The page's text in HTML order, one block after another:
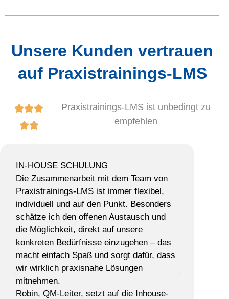
Unsere Kunden vertrauen
auf Praxistrainings-LMS
  
 
B
e
r
t
e
t
m
i
t
5
Praxistrainings-LMS ist unbedingt zu
empfehlen
IN-HOUSE SCHULUNG
Die Zusammenarbeit mit dem Team von
Praxistrainings-LMS ist immer flexibel,
individuell und auf den Punkt. Besonders
schätze ich den offenen Austausch und
die Möglichkeit, direkt auf unsere
konkreten Bedürfnisse einzugehen – das
macht einfach Spaß und sorgt dafür, dass
wir wirklich praxisnahe Lösungen
mitnehmen.
Robin, QM-Leiter, setzt auf die Inhouse-